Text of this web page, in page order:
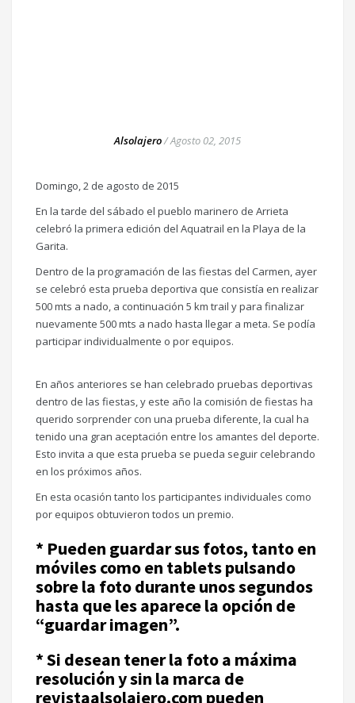
Alsolajero/Agosto 02, 2015
Domingo, 2 de agosto de 2015
En la tarde del sábado el pueblo marinero de Arrieta
celebró la primera edición del Aquatrail en la Playa de la
Garita.
Dentro de la programación de las fiestas del Carmen, ayer
se celebró esta prueba deportiva que consistía en realizar
500 mts a nado, a continuación 5 km trail y para finalizar
nuevamente 500 mts a nado hasta llegar a meta. Se podía
participar individualmente o por equipos.
En años anteriores se han celebrado pruebas deportivas
dentro de las fiestas, y este año la comisión de fiestas ha
querido sorprender con una prueba diferente, la cual ha
tenido una gran aceptación entre los amantes del deporte.
Esto invita a que esta prueba se pueda seguir celebrando
en los próximos años.
En esta ocasión tanto los participantes individuales como
por equipos obtuvieron todos un premio.
* Pueden guardar sus fotos, tanto en
móviles como en tablets pulsando
sobre la foto durante unos segundos
hasta que les aparece la opción de
“guardar imagen”.
* Si desean tener la foto a máxima
resolución y sin la marca de
revistaalsolajero.com pueden